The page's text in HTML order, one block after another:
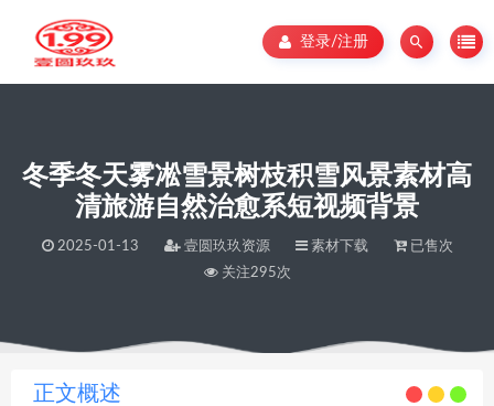
登录/注册
冬季冬天雾凇雪景树枝积雪风景素材高
清旅游自然治愈系短视频背景
2025-01-13 壹圆玖玖资源 素材下载
已售次
关注295次
当前位置： 壹圆玖玖资源 >冬季冬天雾凇雪景树枝积雪风景素材高清旅游自然治愈系短视频背景
正文概述